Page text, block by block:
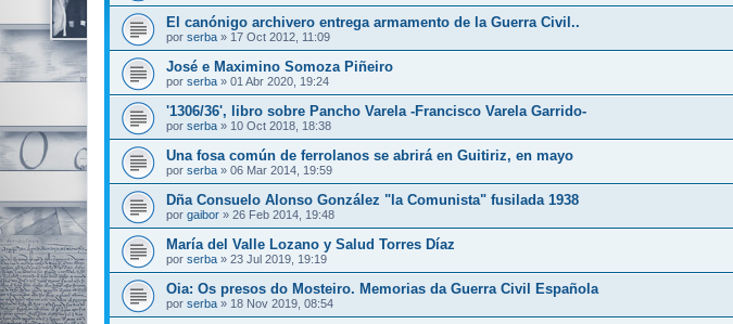
El canónigo archivero entrega armamento de la Guerra Civil..
por serba » 17 Oct 2012, 11:09
José e Maximino Somoza Piñeiro
por serba » 01 Abr 2020, 19:24
'1306/36', libro sobre Pancho Varela -Francisco Varela Garrido-
por serba » 10 Oct 2018, 18:38
Una fosa común de ferrolanos se abrirá en Guitiriz, en mayo
por serba » 06 Mar 2014, 19:59
Dña Consuelo Alonso González "la Comunista" fusilada 1938
por gaibor » 26 Feb 2014, 19:48
María del Valle Lozano y Salud Torres Díaz
por serba » 23 Jul 2019, 19:19
Oia: Os presos do Mosteiro. Memorias da Guerra Civil Española
por serba » 18 Nov 2019, 08:54